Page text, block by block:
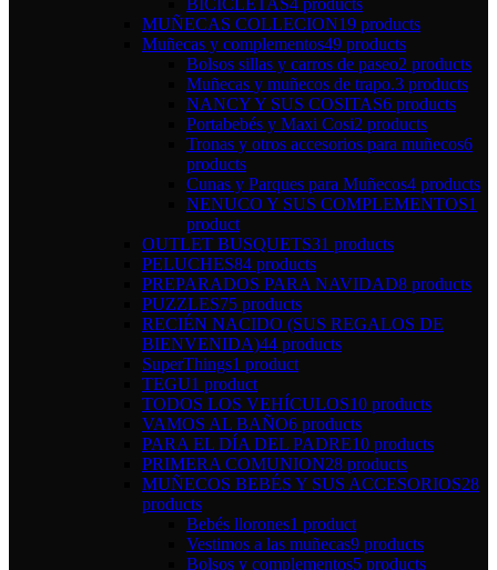
MUÑECAS COLLECION19 products
Muñecas y complementos49 products
Bolsos sillas y carros de paseo2 products
Muñecas y muñecos de trapo.3 products
NANCY Y SUS COSITAS6 products
Portabebés y Maxi Cosi2 products
Tronas y otros accesorios para muñecos6
products
Cunas y Parques para Muñecos4 products
NENUCO Y SUS COMPLEMENTOS1
product
OUTLET BUSQUETS31 products
PELUCHES84 products
PREPARADOS PARA NAVIDAD8 products
PUZZLES75 products
RECIÉN NACIDO (SUS REGALOS DE
BIENVENIDA)44 products
SuperThings1 product
TEGU1 product
TODOS LOS VEHÍCULOS10 products
VAMOS AL BAÑO6 products
PARA EL DÍA DEL PADRE10 products
PRIMERA COMUNION28 products
MUÑECOS BEBÉS Y SUS ACCESORIOS28
products
Bebés llorones1 product
Vestimos a las muñecas9 products
Bolsos y complementos5 products